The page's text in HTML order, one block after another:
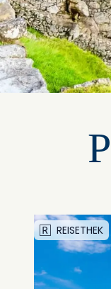
REISETHEK